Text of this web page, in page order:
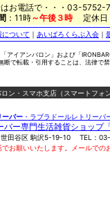
お電話で・・・03-5752-
：11時～午後３時 定休
について ｜ あいばろくらぶ入会 ｜
アイアンバロン」および「
で転載・引用することは、法律で
ロン・スマホ支店（スマートフォ
ーバー ・ラブラドールレトリー
バー専門生活雑貨ショップ
世田谷区 駒沢5-19-10 TEL：
でお願いいたします。メールで